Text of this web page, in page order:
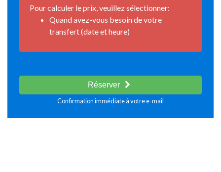
Pour calculer le prix, veuillez sélectionner:
Quand avez-vous besoin de votre
transfert (date et heure)
Réserver
Confirmation immédiate à votre e-mail